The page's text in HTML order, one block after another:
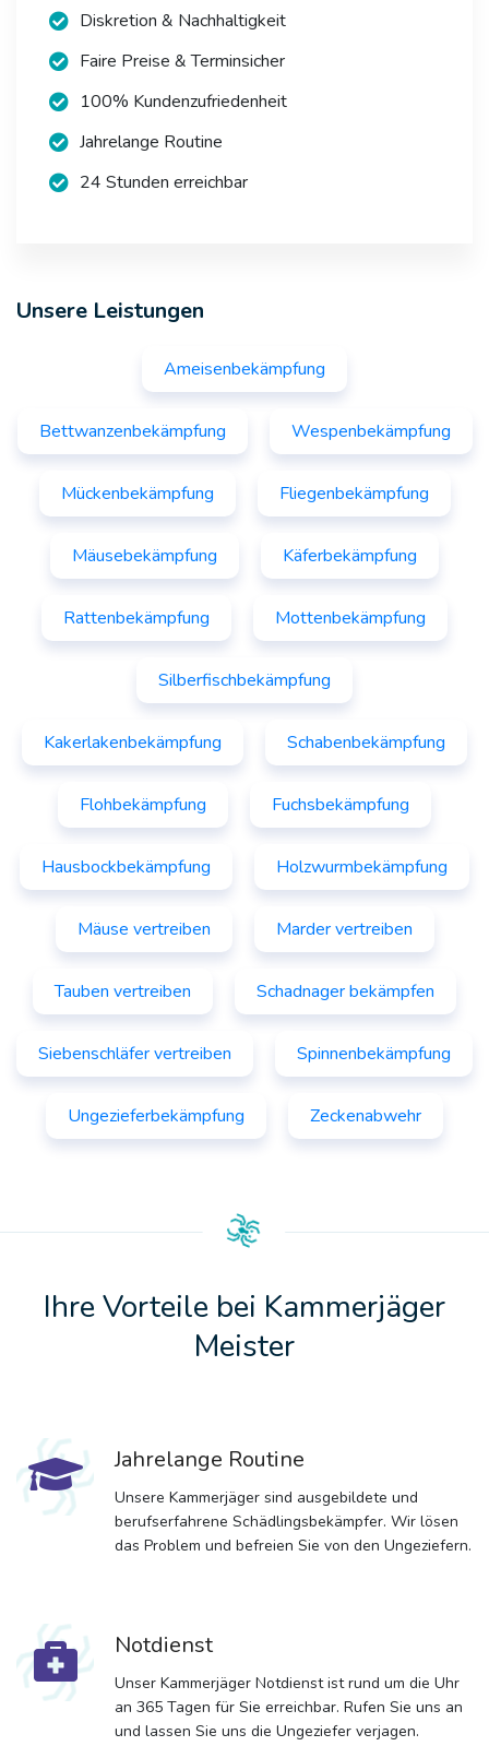
Diskretion & Nachhaltigkeit
Faire Preise & Terminsicher
100% Kundenzufriedenheit
Jahrelange Routine
24 Stunden erreichbar
Unsere Leistungen
Ameisenbekämpfung
Bettwanzenbekämpfung Wespenbekämpfung
Mückenbekämpfung Fliegenbekämpfung
Mäusebekämpfung Käferbekämpfung
Rattenbekämpfung Mottenbekämpfung
Silberfischbekämpfung
Kakerlakenbekämpfung Schabenbekämpfung
Flohbekämpfung Fuchsbekämpfung
Hausbockbekämpfung Holzwurmbekämpfung
Mäuse vertreiben Marder vertreiben
Tauben vertreiben Schadnager bekämpfen
Siebenschläfer vertreiben Spinnenbekämpfung
Ungezieferbekämpfung Zeckenabwehr
Ihre Vorteile bei Kammerjäger
Meister
Jahrelange Routine
Unsere Kammerjäger sind ausgebildete und
berufserfahrene Schädlingsbekämpfer. Wir lösen
das Problem und befreien Sie von den Ungeziefern.
Notdienst
Unser Kammerjäger Notdienst ist rund um die Uhr
an 365 Tagen für Sie erreichbar. Rufen Sie uns an
und lassen Sie uns die Ungeziefer verjagen.